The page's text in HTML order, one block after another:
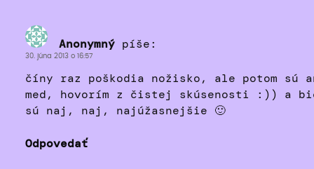
Anonymný píše:
30. júna 2013 o 16:57
číny raz poškodia nožisko, ale potom sú
med, hovorím z čistej skúsenosti :)) a
sú naj, naj, najúžasnejšie 🙂
Odpovedať